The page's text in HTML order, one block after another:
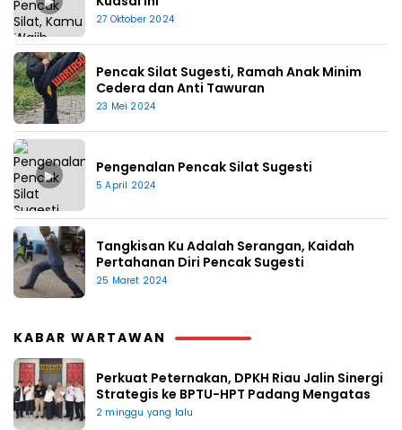
27 Oktober 2024
Pencak Silat Sugesti, Ramah Anak Minim
Cedera dan Anti Tawuran
23 Mei 2024
▶ Pengenalan Pencak Silat Sugesti
5 April 2024
Tangkisan Ku Adalah Serangan, Kaidah
Pertahanan Diri Pencak Sugesti
25 Maret 2024
KABAR WARTAWAN
Perkuat Peternakan, DPKH Riau Jalin Sinergi
Strategis ke BPTU-HPT Padang Mengatas
2 minggu yang lalu